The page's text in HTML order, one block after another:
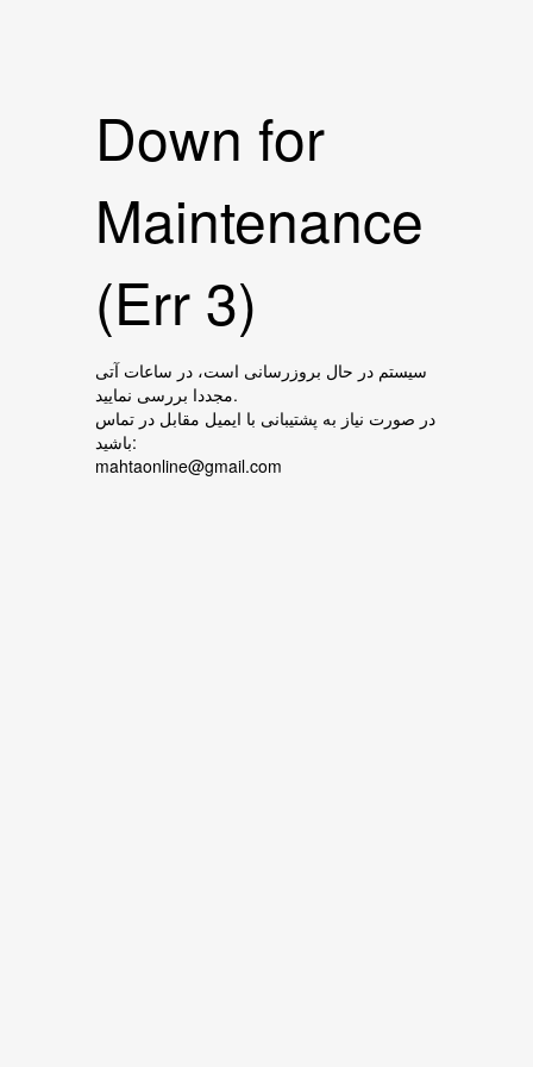
Down for
Maintenance
(Err 3)
سیستم در حال بروزرسانی است، در ساعات آتی
مجددا بررسی نمایید.
در صورت نیاز به پشتیبانی با ایمیل مقابل در تماس
باشید:
mahtaonline@gmail.com